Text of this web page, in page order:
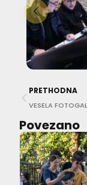
PRETHODNA
Povezano